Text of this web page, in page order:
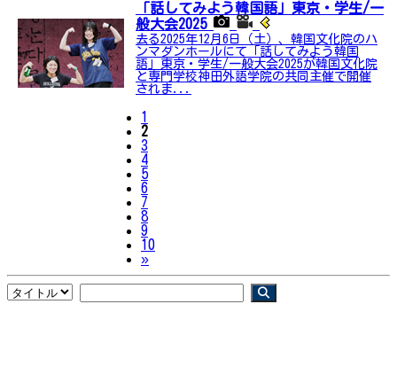
「話してみよう韓国語」東京・学生/一
般大会2025
去る2025年12月6日（土）、韓国文化院のハ
ンマダンホールにて「話してみよう韓国
語」東京・学生/一般大会2025が韓国文化院
と専門学校神田外語学院の共同主催で開催
されま...
1
2
3
4
5
6
7
8
9
10
»Next